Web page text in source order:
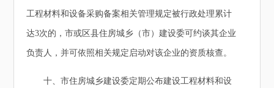
工程材料和设备采购备案相关管理规定被行政处理累计
达3次的，市或区县住房城乡（市）建设委可约谈其企业
负责人，并可依照相关规定启动对该企业的资质核查。
十、市住房城乡建设委定期公布建设工程材料和设